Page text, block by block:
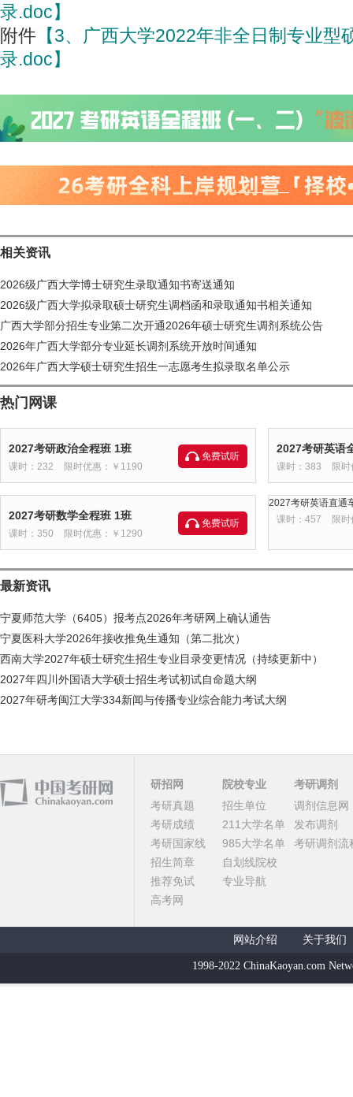
录.doc】
附件 【3、广西大学2022年非全日制专业型
录.doc】
相关资讯
2026级广西大学博士研究生录取通知书寄送通知
2026级广西大学拟录取硕士研究生调档函和录取通知书相关通知
广西大学部分招生专业第二次开通2026年硕士研究生调剂系统公告
2026年广西大学部分专业延长调剂系统开放时间通知
2026年广西大学硕士研究生招生一志愿考生拟录取名单公示
热门网课
2027考研政治全程班 1班
课时：232 限时优惠：￥1190
免费试听
2027考研英语
课时：383 限
2027考研数学全程班 1班
课时：350 限时优惠：￥1290
免费试听
2027考研英语直通
课时：457
限
最新资讯
宁夏师范大学（6405）报考点2026年考研网上确认通告
宁夏医科大学2026年接收推免生通知（第二批次）
西南大学2027年硕士研究生招生专业目录变更情况（持续更新中）
2027年四川外国语大学硕士招生考试初试自命题大纲
2027年研考闽江大学334新闻与传播专业综合能力考试大纲
研招网
考研真题
考研成绩
考研国家线
招生简章
推荐免试
高考网
院校专业
招生单位
211大学名单
985大学名单
自划线院校
专业导航
考研调剂
调剂信息网
发布调剂
考研调剂流
网站介绍 关于我们
1998-2022 ChinaKaoyan.com